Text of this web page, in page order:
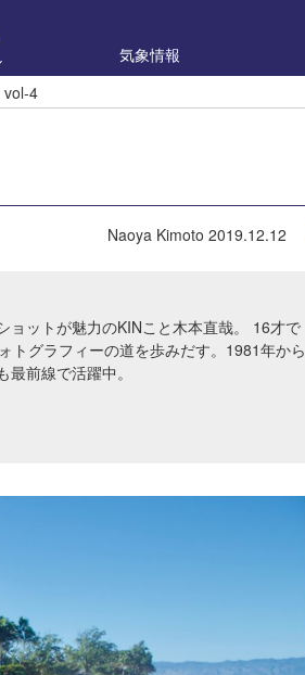
気象情報
vol-4
Naoya Kimoto 2019.12.12
ョットが魅力のKINこと木本直哉。 16才で
トグラフィーの道を歩みだす。1981年から
前線で活躍中。